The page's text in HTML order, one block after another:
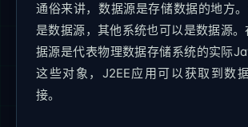
通俗来讲，数据源是存储数据的地方
是数据源，其他系统也可以是数据源
据源是代表物理数据存储系统的实际
这些对象，J2EE应用可以获取到数
接。